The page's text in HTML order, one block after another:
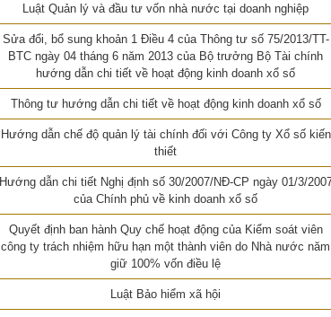
Luật Quản lý và đầu tư vốn nhà nước tại doanh nghiệp
Sửa đổi, bổ sung khoản 1 Điều 4 của Thông tư số 75/2013/TT-
BTC ngày 04 tháng 6 năm 2013 của Bộ trưởng Bộ Tài chính
hướng dẫn chi tiết về hoạt động kinh doanh xổ số
Thông tư hướng dẫn chi tiết về hoạt động kinh doanh xổ số
Hướng dẫn chế độ quản lý tài chính đối với Công ty Xổ số kiến
thiết
Hướng dẫn chi tiết Nghị định số 30/2007/NĐ-CP ngày 01/3/
của Chính phủ về kinh doanh xổ số
Quyết định ban hành Quy chế hoạt động của Kiểm soát viên
công ty trách nhiệm hữu hạn một thành viên do Nhà nước năm
giữ 100% vốn điều lệ
Luật Bảo hiểm xã hội